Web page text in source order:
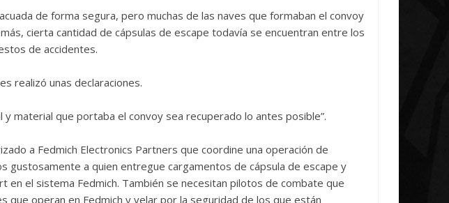
de forma segura, pero muchas de las naves que formaban el convoy
cierta cantidad de cápsulas de escape todavía se encuentran entre los
de accidentes.
realizó unas declaraciones.
material que portaba el convoy sea recuperado lo antes posible”.
a Fedmich Electronics Partners que coordine una operación de
gustosamente a quien entregue cargamentos de cápsula de escape y
en el sistema Fedmich. También se necesitan pilotos de combate que
que operan en Fedmich y velar por la seguridad de los que están